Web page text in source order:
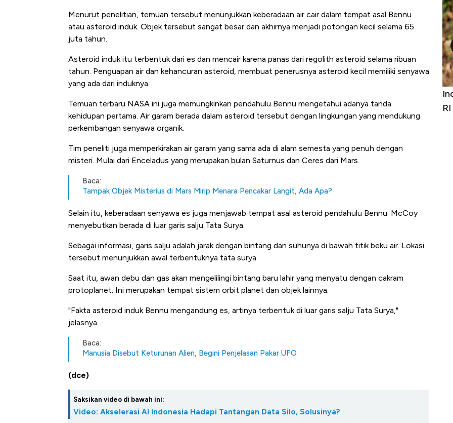
Menurut penelitian, temuan tersebut menunjukkan keberadaan air cair dalam tempat asal Bennu
atau asteroid induk. Objek tersebut sangat besar dan akhirnya menjadi potongan kecil selama 65
juta tahun.
Asteroid induk itu terbentuk dari es dan mencair karena panas dari regolith asteroid selama ribuan
tahun. Penguapan air dan kehancuran asteroid, membuat penerusnya asteroid kecil memiliki senyawa
yang ada dari induknya.
Temuan terbaru NASA ini juga memungkinkan pendahulu Bennu mengetahui adanya tanda
kehidupan pertama. Air garam berada dalam asteroid tersebut dengan lingkungan yang mendukung
perkembangan senyawa organik.
Tim peneliti juga memperkirakan air garam yang sama ada di alam semesta yang penuh dengan
misteri. Mulai dari Enceladus yang merupakan bulan Saturnus dan Ceres dari Mars.
Baca:
Tampak Objek Misterius di Mars Mirip Menara Pencakar Langit, Ada Apa?
Selain itu, keberadaan senyawa es juga menjawab tempat asal asteroid pendahulu Bennu. McCoy
menyebutkan berada di luar garis salju Tata Surya.
Sebagai informasi, garis salju adalah jarak dengan bintang dan suhunya di bawah titik beku air. Lokasi
tersebut menunjukkan awal terbentuknya tata surya.
Saat itu, awan debu dan gas akan mengelilingi bintang baru lahir yang menyatu dengan cakram
protoplanet. Ini merupakan tempat sistem orbit planet dan objek lainnya.
"Fakta asteroid induk Bennu mengandung es, artinya terbentuk di luar garis salju Tata Surya,"
jelasnya.
Baca:
Manusia Disebut Keturunan Alien, Begini Penjelasan Pakar UFO
(dce)
Saksikan video di bawah ini:
Video: Akselerasi AI Indonesia Hadapi Tantangan Data Silo, Solusinya?
Alas Kaki Tumbuh Double Digit
Industri Susu Jadi Bintang Baru
RI